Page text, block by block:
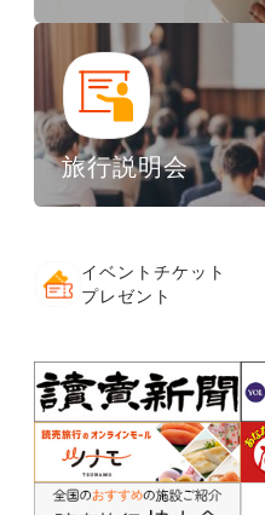
旅行説明会
イベントチケット
プレゼント